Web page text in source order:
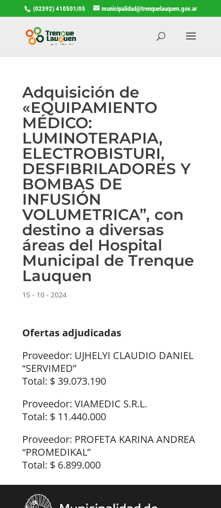
(02392) 410501/05 municipalidad@trenquelauquen.gov.ar
Adquisición de
«EQUIPAMIENTO
MÉDICO:
LUMINOTERAPIA,
ELECTROBISTURI,
DESFIBRILADORES Y
BOMBAS DE
INFUSIÓN
VOLUMETRICA”, con
destino a diversas
áreas del Hospital
Municipal de Trenque
Lauquen
15 - 10 - 2024
Ofertas adjudicadas
Proveedor: UJHELYI CLAUDIO DANIEL
“SERVIMED”
Total: $ 39.073.190
Proveedor: VIAMEDIC S.R.L.
Total: $ 11.440.000
Proveedor: PROFETA KARINA ANDREA
“PROMEDIKAL”
Total: $ 6.899.000